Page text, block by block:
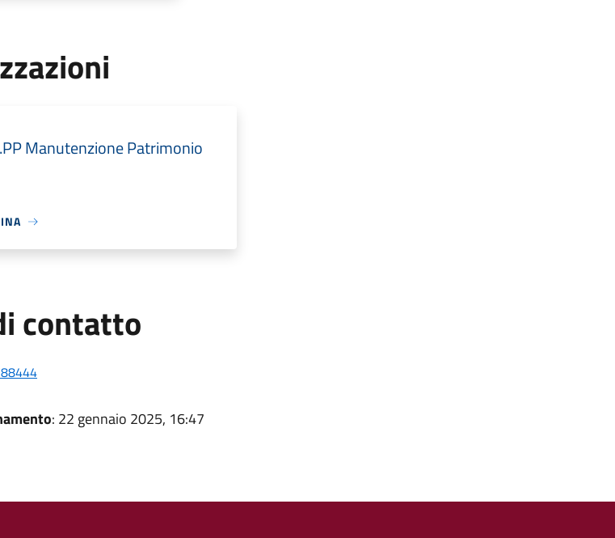
Manutenzione Patrimonio
contatto
: 22 gennaio 2025, 16:47